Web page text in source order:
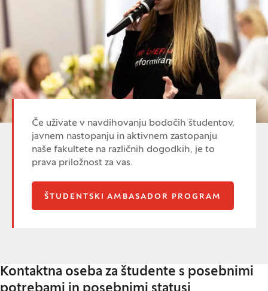
Če uživate v navdihovanju bodočih študentov,
javnem nastopanju in aktivnem zastopanju
naše fakultete na različnih dogodkih, je to
prava priložnost za vas.
ŠTUDENTSKI AMBASADOR PROGRAM
Kontaktna oseba za študente s posebnimi